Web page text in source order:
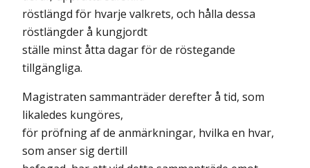
röstlängd för hvarje valkrets, och hålla dessa
röstlängder å kungjordt
ställe minst åtta dagar för de röstegande
tillgängliga.
Magistraten sammanträder derefter å tid, som
likaledes kungöres,
för pröfning af de anmärkningar, hvilka en hvar,
som anser sig dertill